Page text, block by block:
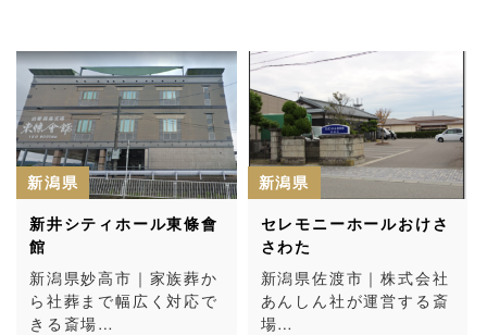
新潟県
新井シティホール東條會
館
新潟県妙高市｜家族葬か
ら社葬まで幅広く対応で
きる斎場…
新潟県
セレモニーホールおけさ
さわた
新潟県佐渡市｜株式会社
あんしん社が運営する斎
場…